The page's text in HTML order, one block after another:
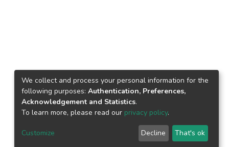
We collect and process your personal information for the
following purposes: Authentication, Preferences,
Acknowledgement and Statistics.
To learn more, please read our privacy policy.
Customize Decline That's ok